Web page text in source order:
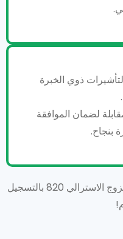
ذوي الخبرة
لضمان الموافقة
بنجاح.
ابدأ طلبك في الحصول علي تأشيرة الزوج الاسترالي 820 بالتسجيل